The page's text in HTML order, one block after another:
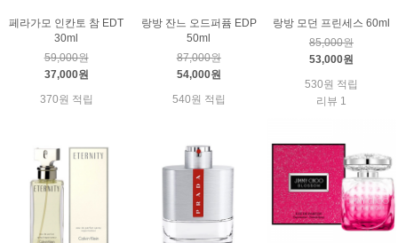
페라가모 인칸토 참 EDT
30ml
59,000원
37,000원
370원 적립
랑방 잔느 오드퍼퓸 EDP
50ml
87,000원
54,000원
540원 적립
랑방 모던 프린세스 60ml
85,000원
53,000원
530원 적립
리뷰 1